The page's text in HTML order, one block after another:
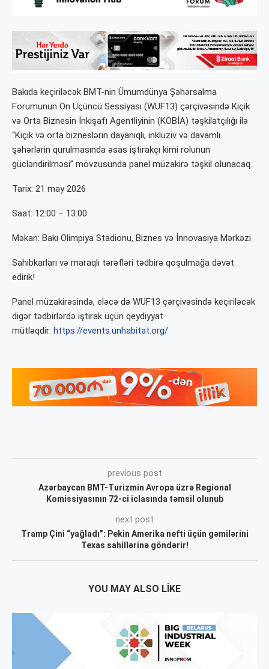
Bakıda keçiriləcək BMT-nin Ümumdünya Şəhərsalma
Forumunun On Üçüncü Sessiyası (WUF13) çərçivəsində Kiçik
və Orta Biznesin İnkişafı Agentliyinin (KOBİA) təşkilatçılığı ilə
“Kiçik və orta bizneslərin dayanıqlı, inklüziv və davamlı
şəhərlərin qurulmasında əsas iştirakçı kimi rolunun
gücləndirilməsi” mövzusunda panel müzakirə təşkil olunacaq.
Tarix: 21 may 2026
Saat: 12:00 – 13:00
Məkan: Bakı Olimpiya Stadionu, Biznes və İnnovasiya Mərkəzi
Sahibkarları və maraqlı tərəfləri tədbirə qoşulmağa dəvət
edirik!
Panel müzakirəsində, eləcə də WUF13 çərçivəsində keçiriləcək
digər tədbirlərdə iştirak üçün qeydiyyat
mütləqdir: https://events.unhabitat.org/
previous post
Azərbaycan BMT-Turizmin Avropa üzrə Regional
Komissiyasının 72-ci iclasında təmsil olunub
next post
Tramp Çini “yağladı”: Pekin Amerika nefti üçün gəmilərini
Texas sahillərinə göndərir!
YOU MAY ALSO LIKE